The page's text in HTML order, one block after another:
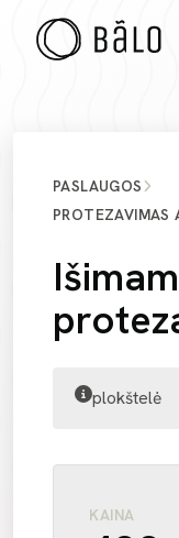
PASLAUGOS
PROTEZAVIMAS
plokštelė
KAINA